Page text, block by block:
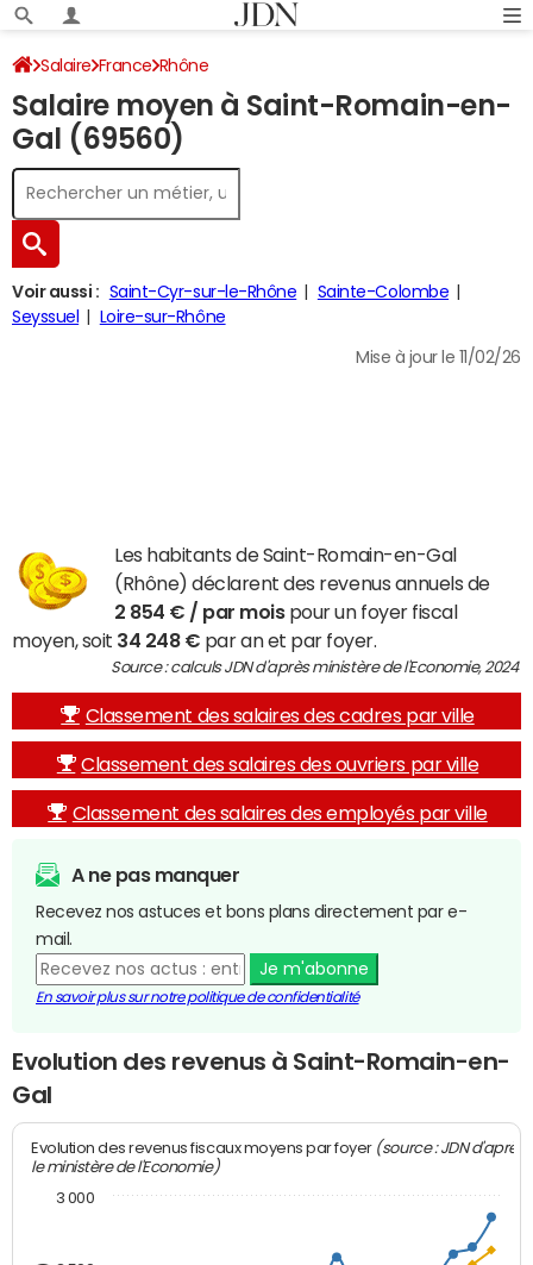
Salaire France Rhône
Salaire moyen à Saint-Romain-en-
Gal (69560)
Voir aussi : Saint-Cyr-sur-le-Rhône
Sainte-Colombe
Seyssuel
Loire-sur-Rhône
Mise à jour le 11/02/26
Les habitants de Saint-Romain-en-Gal
(Rhône) déclarent des revenus annuels de
2 854 € / par moispour un foyer fiscal
moyen, soit 34 248 € par an et par foyer.
Source : calculs JDN d'après ministère de l'Economie, 2024
Classement des salaires des cadres par ville
Classement des salaires des ouvriers par ville
Classement des salaires des employés par ville
A ne pas manquer
Recevez nos astuces et bons plans directement par e-
mail.
Je m'abonne
En savoir plus sur notre politique de confidentialité
Evolution des revenus à Saint-Romain-en-
Gal
Evolution des revenus fiscaux moyens par foyer (source : JDN d'après
le ministère de l'Economie)
3 000